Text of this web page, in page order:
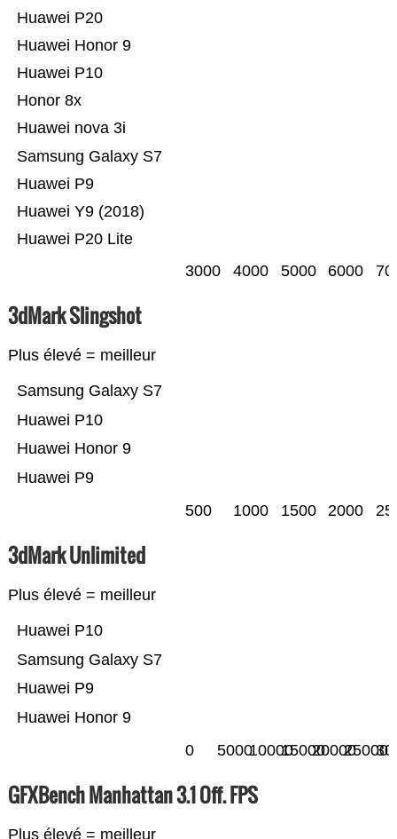
Huawei P20 Lite
Huawei Y9 (2018)
Huawei P9
Samsung Galaxy S7
Huawei nova 3i
Honor 8x
Huawei P10
Huawei Honor 9
Huawei P20
3000 4000 5000 6000
3dMark Slingshot
Plus élevé = meilleur
Huawei P9
Huawei Honor 9
Huawei P10
Samsung Galaxy S7
500 1000 1500 2000
3dMark Unlimited
Plus élevé = meilleur
Huawei Honor 9
Huawei P9
Samsung Galaxy S7
Huawei P10
0 500010000150002000025000
GFXBench Manhattan 3.1 Off. FPS
Plus élevé = meilleur